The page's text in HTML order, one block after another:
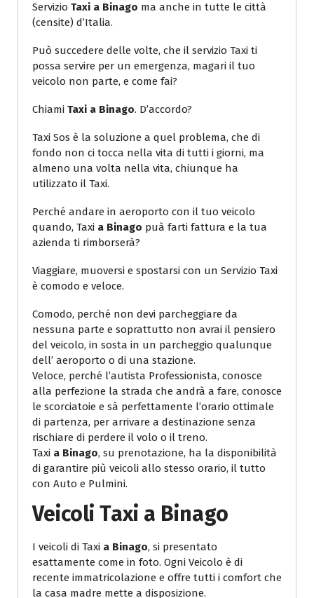
Servizio Taxi a Binago ma anche in tutte le città
(censite) d’Italia.
Può succedere delle volte, che il servizio Taxi ti
possa servire per un emergenza, magari il tuo
veicolo non parte, e come fai?
Chiami Taxi a Binago. D’accordo?
Taxi Sos è la soluzione a quel problema, che di
fondo non ci tocca nella vita di tutti i giorni, ma
almeno una volta nella vita, chiunque ha
utilizzato il Taxi.
Perché andare in aeroporto con il tuo veicolo
quando, Taxi a Binago puà farti fattura e la tua
azienda ti rimborserà?
Viaggiare, muoversi e spostarsi con un Servizio Taxi
è comodo e veloce.
Comodo, perché non devi parcheggiare da
nessuna parte e soprattutto non avrai il pensiero
del veicolo, in sosta in un parcheggio qualunque
dell’ aeroporto o di una stazione.
Veloce, perché l’autista Professionista, conosce
alla perfezione la strada che andrà a fare, conosce
le scorciatoie e sà perfettamente l’orario ottimale
di partenza, per arrivare a destinazione senza
rischiare di perdere il volo o il treno.
Taxi a Binago, su prenotazione, ha la disponibilità
di garantire più veicoli allo stesso orario, il tutto
con Auto e Pulmini.
Veicoli Taxi a Binago
I veicoli di Taxi a Binago, si presentato
esattamente come in foto. Ogni Veicolo è di
recente immatricolazione e offre tutti i comfort che
la casa madre mette a disposizione.